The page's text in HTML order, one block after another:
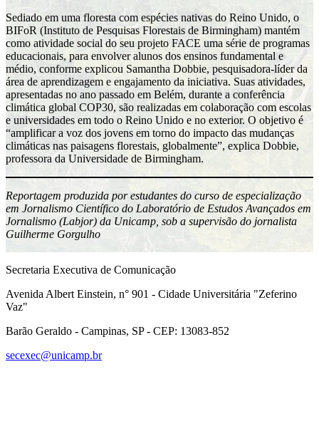
Sediado em uma floresta com espécies nativas do Reino Unido, o
BIFoR (Instituto de Pesquisas Florestais de Birmingham) mantém
como atividade social do seu projeto FACE uma série de programas
educacionais, para envolver alunos dos ensinos fundamental e
médio, conforme explicou Samantha Dobbie, pesquisadora-líder da
área de aprendizagem e engajamento da iniciativa. Suas atividades,
apresentadas no ano passado em Belém, durante a conferência
climática global COP30, são realizadas em colaboração com escolas
e universidades em todo o Reino Unido e no exterior. O objetivo é
“amplificar a voz dos jovens em torno do impacto das mudanças
climáticas nas paisagens florestais, globalmente”, explica Dobbie,
professora da Universidade de Birmingham.
Reportagem produzida por estudantes do curso de especialização
em Jornalismo Científico do Laboratório de Estudos Avançados em
Jornalismo (Labjor) da Unicamp, sob a supervisão do jornalista
Guilherme Gorgulho
Secretaria Executiva de Comunicação
Avenida Albert Einstein, n° 901 - Cidade Universitária "Zeferino
Vaz"
Barão Geraldo - Campinas, SP - CEP: 13083-852
secexec@unicamp.br